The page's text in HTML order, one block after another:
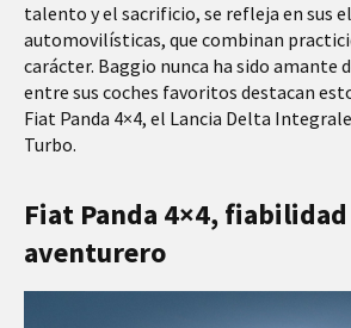
talento y el sacrificio, se refleja en sus
automovilísticas, que combinan
carácter. Baggio nunca ha sido amante
entre sus coches favoritos destacan
Fiat Panda 4×4, el Lancia Delta
Turbo.
Fiat Panda 4×4,
aventurero